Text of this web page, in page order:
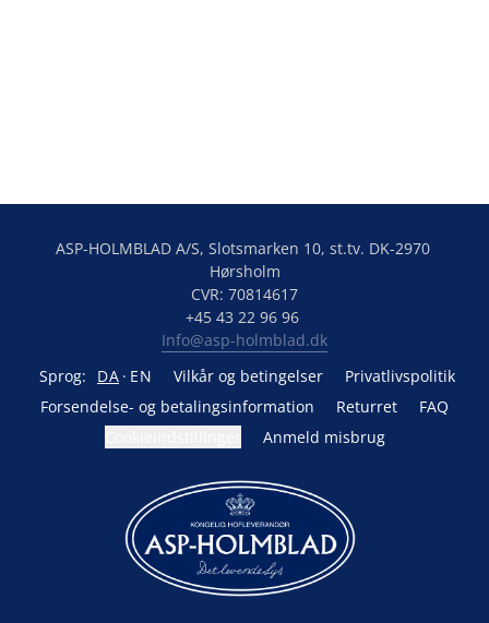
ASP-HOLMBLAD A/S, Slotsmarken 10, st.tv. DK-2970
Hørsholm
CVR: 70814617
Info@asp-holmblad.dk
Sprog:
DA EN Vilkår og betingelser
Privatlivspolitik
Forsendelse- og betalingsinformation
Returret
FAQ
Anmeld misbrug